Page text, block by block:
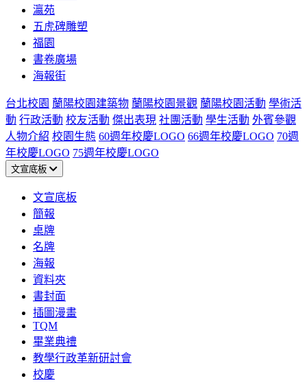
瀛苑
五虎碑雕塑
福園
書卷廣場
海報街
台北校園 蘭陽校園建築物 蘭陽校園景觀 蘭陽校園活動 學術活
動 行政活動 校友活動 傑出表現 社團活動 學生活動 外賓參觀
人物介紹 校園生態 60週年校慶LOGO 66週年校慶LOGO 70週
年校慶LOGO 75週年校慶LOGO
文宣底板
文宣底板
簡報
桌牌
名牌
海報
資料夾
書封面
插圖漫畫
TQM
畢業典禮
教學行政革新研討會
校慶